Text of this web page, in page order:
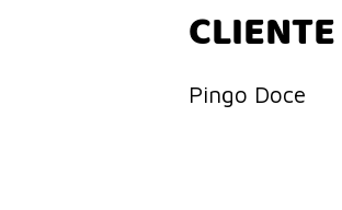
CLIENTE
Pingo Doce